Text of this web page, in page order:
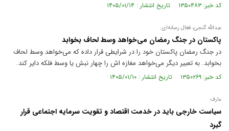
کد خبر: ۱۳۵۰۴۸۳ تاریخ انتشار : ۱۴۰۵/۰۱/۱۴
عبدالله گنجی، فعال رسانه‌ای:
پاکستان در جنگ رمضان می‌خواهد وسط لحاف بخوابد
در جنگ رمضان پاکستان خود را در شرایطی قرار داده که می‌خواهد وسط لحاف
بخوابد. به تعبیر دیگر می‌خواهد مغازه اش را چهار نبش یا وسط فلکه دایر کند.
کد خبر: ۱۳۵۰۲۶۹ تاریخ انتشار : ۱۴۰۵/۰۱/۱۰
عارف:
سیاست خارجی باید در خدمت اقتصاد و تقویت سرمایه اجتماعی قرار
گیرد